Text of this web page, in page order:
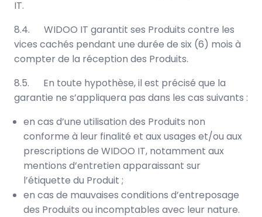
IT.
8.4. WIDOO IT garantit ses Produits contre les
vices cachés pendant une durée de six (6) mois à
compter de la réception des Produits.
8.5. En toute hypothèse, il est précisé que la
garantie ne s’appliquera pas dans les cas suivants :
en cas d’une utilisation des Produits non
conforme à leur finalité et aux usages et/ou aux
prescriptions de WIDOO IT, notamment aux
mentions d’entretien apparaissant sur
l’étiquette du Produit ;
en cas de mauvaises conditions d’entreposage
des Produits ou incomptables avec leur nature.